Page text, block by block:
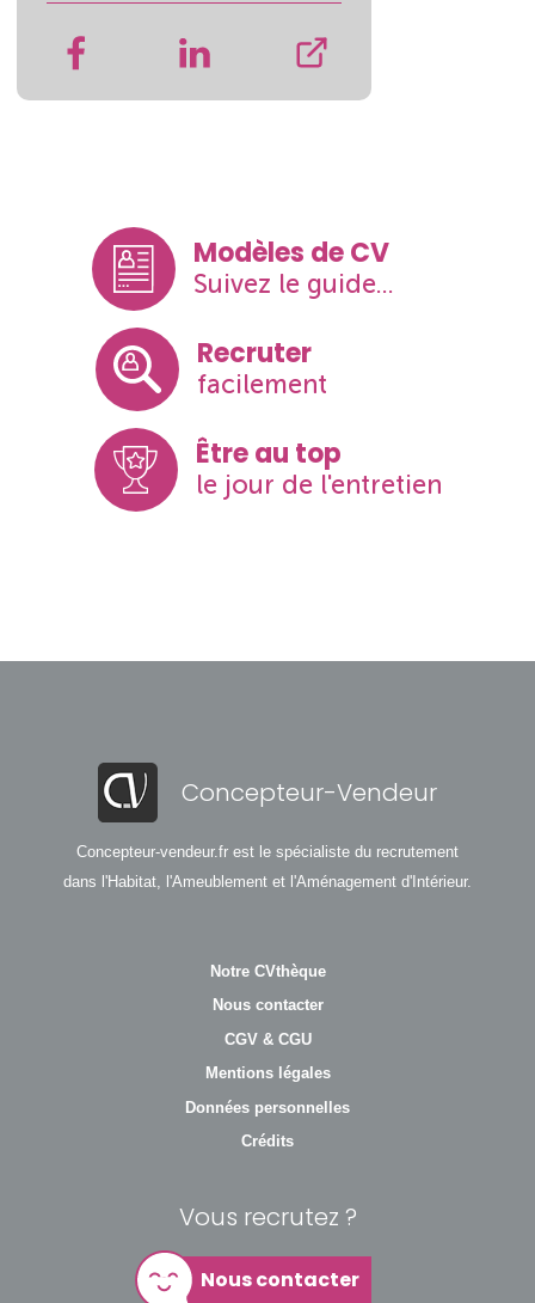
Modèles de CV
Suivez le guide...
Recruter
facilement
Être au top
le jour de l'entretien
Concepteur-Vendeur
Concepteur-vendeur.fr est le spécialiste du recrutement
dans l'Habitat, l'Ameublement et l'Aménagement d'Intérieur.
Notre CVthèque
Nous contacter
CGV & CGU
Mentions légales
Données personnelles
Crédits
Vous recrutez ?
Nous contacter